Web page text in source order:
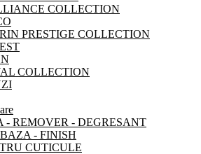
COLLECTION
PRESTIGE COLLECTION
COLLECTION
- REMOVER - DEGRESANT
- FINISH
CUTICULE